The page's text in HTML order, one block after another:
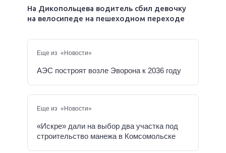
На Дикопольцева водитель сбил девочку
на велосипеде на пешеходном переходе
Еще из «Новости»
АЭС построят возле Эворона к 2036 году
Еще из «Новости»
«Искре» дали на выбор два участка под
строительство манежа в Комсомольске